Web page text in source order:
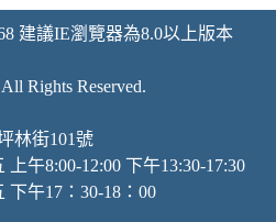
建議IE瀏覽器為8.0以上版本
Rights Reserved.
林街101號
午8:00-12:00 下午13:30-17:30
午17：30-18：00